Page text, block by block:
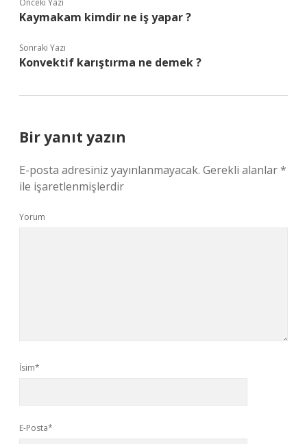
Önceki Yazı
Kaymakam kimdir ne iş yapar ?
Sonraki Yazı
Konvektif karıştırma ne demek ?
Bir yanıt yazın
E-posta adresiniz yayınlanmayacak. Gerekli alanlar*
ile işaretlenmişlerdir
Yorum
İsim*
E-Posta*